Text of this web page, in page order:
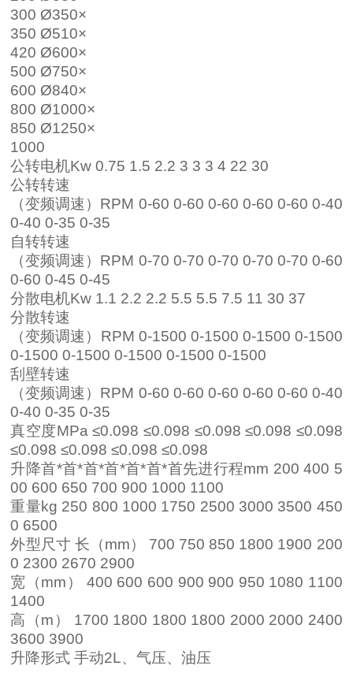
300 Ø350×
350 Ø510×
420 Ø600×
500 Ø750×
600 Ø840×
800 Ø1000×
850 Ø1250×
1000
公转电机Kw 0.75 1.5 2.2 3 3 3 4 22 30
公转转速
（变频调速）RPM 0-60 0-60 0-60 0-60 0-60 0-40
0-40 0-35 0-35
自转转速
（变频调速）RPM 0-70 0-70 0-70 0-70 0-70 0-60
0-60 0-45 0-45
分散电机Kw 1.1 2.2 2.2 5.5 5.5 7.5 11 30 37
分散转速
（变频调速）RPM 0-1500 0-1500 0-1500 0-1500
0-1500 0-1500 0-1500 0-1500 0-1500
刮壁转速
（变频调速）RPM 0-60 0-60 0-60 0-60 0-60 0-40
0-40 0-35 0-35
真空度MPa ≤0.098 ≤0.098 ≤0.098 ≤0.098 ≤0.098
≤0.098 ≤0.098 ≤0.098 ≤0.098
升降首*首*首*首*首*首*首先进行程mm 200 400 5
00 600 650 700 900 1000 1100
重量kg 250 800 1000 1750 2500 3000 3500 450
0 6500
外型尺寸 长（mm） 700 750 850 1800 1900 200
0 2300 2670 2900
宽（mm） 400 600 600 900 900 950 1080 1100
1400
高（m） 1700 1800 1800 1800 2000 2000 2400
3600 3900
升降形式 手动2L、气压、油压